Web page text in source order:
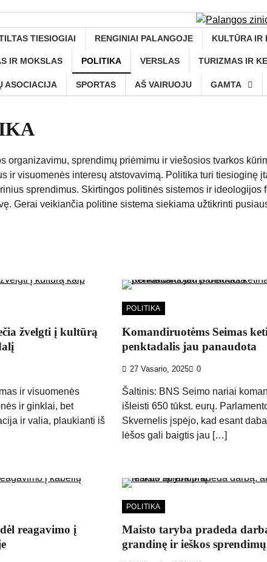
TIESIOGIAI RENGINIAI PALANGOJE KULTŪRA IR
IR MOKSLAS POLITIKA VERSLAS TURIZMAS IR
ASOCIACIJA SPORTAS AŠ VAIRUOJU GAMTA
organizavimu, sprendimų priėmimu ir viešosios tvarkos
ir visuomenės interesų atstovavimą. Politika turi tiesioginę
sprendimus. Skirtingos politinės sistemos ir ideologijos
Gerai veikiančia politine sistema siekiama užtikrinti
žvelgti į kultūrą
ir visuomenės
ir ginklai, bet
ir valia, plaukianti iš
POLITIKA
Komandiruotėms Seimas
penktadalis jau panaudota
27 Vasario, 2025 0
Šaltinis: BNS Seimo nariai
išleisti 650 tūkst. eurų.
Skvernelis įspėjo, kad esant
lėšos gali baigtis jau […]
reagavimo į
POLITIKA
Maisto taryba pradeda
grandinę ir ieškos sprendimų